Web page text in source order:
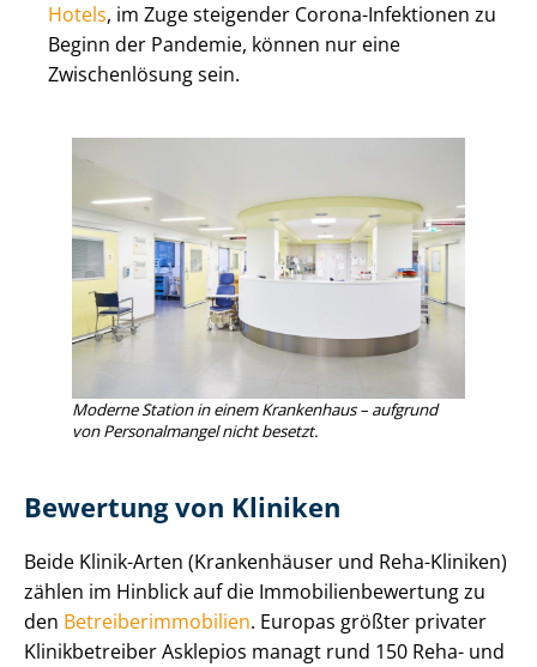
Hotels, im Zuge steigender Corona-Infektionen zu
Beginn der Pandemie, können nur eine
Zwischenlösung sein.
Moderne Station in einem Krankenhaus – aufgrund
von Personalmangel nicht besetzt.
Bewertung von Kliniken
Beide Klinik-Arten (Krankenhäuser und Reha-Kliniken)
zählen im Hinblick auf die Im­mo­bi­li­en­be­wer­tung zu
den Be­trei­ber­im­mo­bi­li­en. Europas größter privater
Klinikbetreiber Asklepios managt rund 150 Reha- und